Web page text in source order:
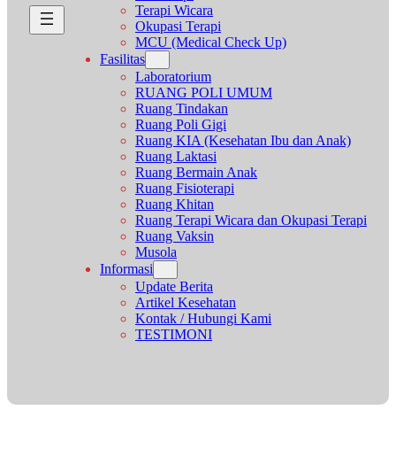
Terapi Wicara
Okupasi Terapi
MCU (Medical Check Up)
Fasilitas
Laboratorium
RUANG POLI UMUM
Ruang Tindakan
Ruang Poli Gigi
Ruang KIA (Kesehatan Ibu dan Anak)
Ruang Laktasi
Ruang Bermain Anak
Ruang Fisioterapi
Ruang Khitan
Ruang Terapi Wicara dan Okupasi Terapi
Ruang Vaksin
Musola
Informasi
Update Berita
Artikel Kesehatan
Kontak / Hubungi Kami
TESTIMONI